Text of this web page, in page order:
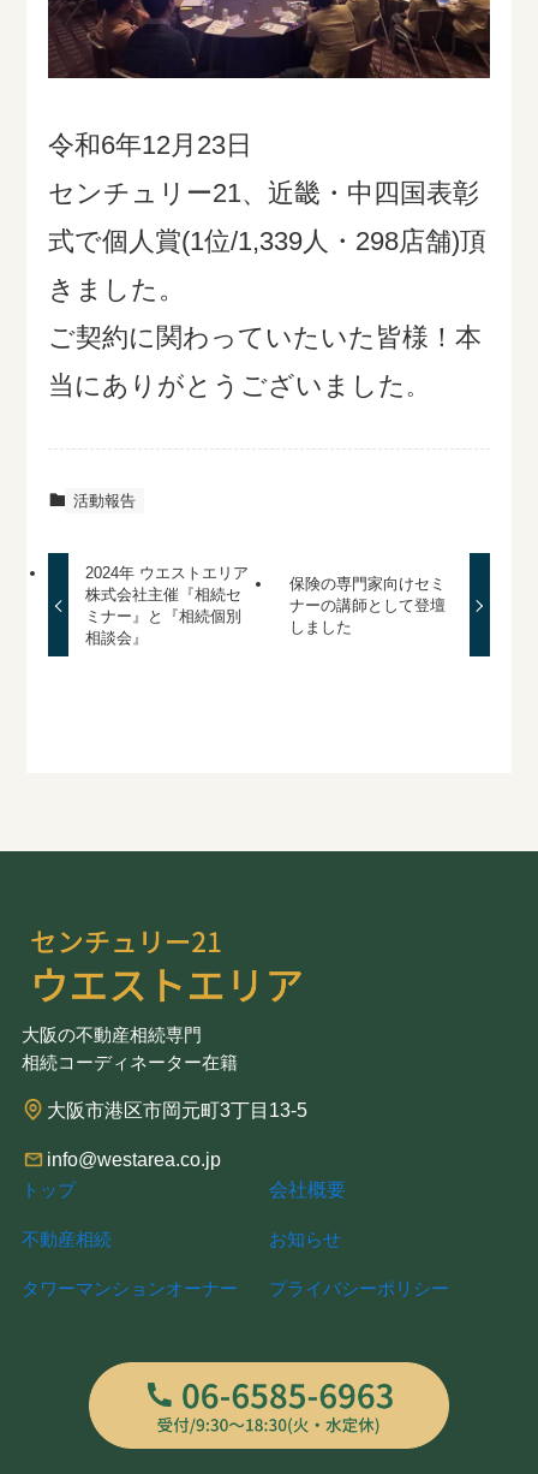
令和6年12月23日
センチュリー21、近畿・中四国表彰
式で個人賞(1位/1,339人・298店舗)頂
きました。
ご契約に関わっていたいた皆様！本
当にありがとうございました 。
活動報告
2024年 ウエストエリア
株式会社主催『相続セ
ミナー』と『相続個別
相談会』
保険の専門家向けセミ
ナーの講師として登壇
しました
大阪の不動産相続専門
相続コーディネーター在籍
大阪市港区市岡元町3丁目13-5
info@westarea.co.jp
トップ
不動産相続
タワーマンションオーナー
会社概要
お知らせ
プライバシーポリシー